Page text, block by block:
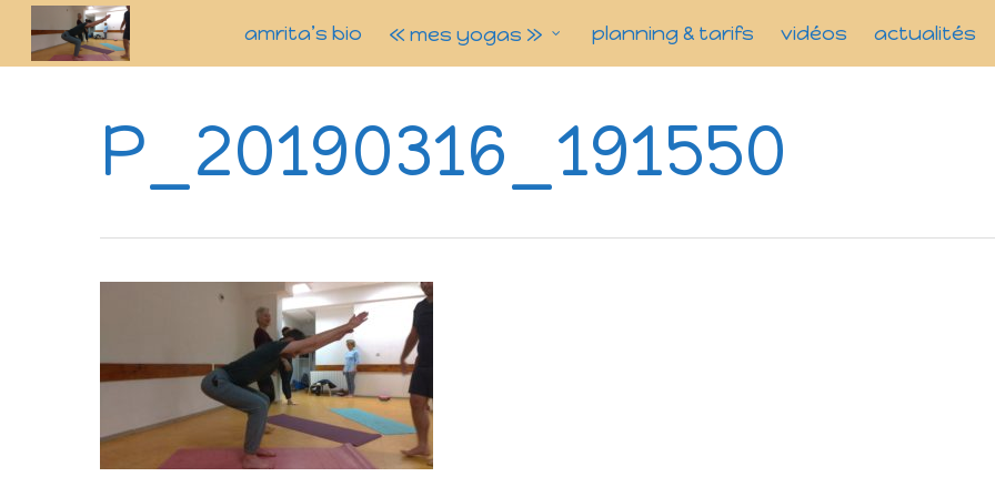
amrita’s bio « mes yogas » planning & tarifs vidéos actualités
P_20190316_191550